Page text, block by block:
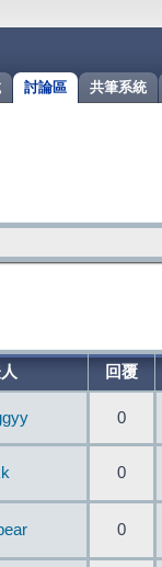
共筆系統
討論區
回覆
0
0
0